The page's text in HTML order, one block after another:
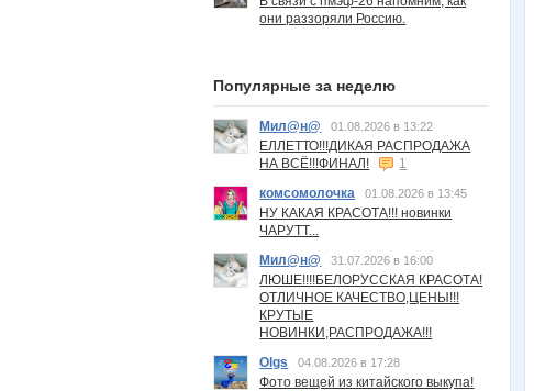
они раззоряли Россию.
Популярные за неделю
Мил@н@ 01.08.2026 в 13:22
ЕЛЛЕТТО!!!ДИКАЯ РАСПРОДАЖА
НА ВСЁ!!!ФИНАЛ!
1
комсомолочка
01.08.2026 в 13:45
НУ КАКАЯ КРАСОТА!!! новинки
ЧАРУТТ...
Мил@н@
31.07.2026 в 16:00
ЛЮШЕ!!!!БЕЛОРУССКАЯ КРАСОТА!
ОТЛИЧНОЕ КАЧЕСТВО,ЦЕНЫ!!!
КРУТЫЕ
НОВИНКИ,РАСПРОДАЖА!!!
Olgs
04.08.2026 в 17:28
Фото вещей из китайского выкупа!